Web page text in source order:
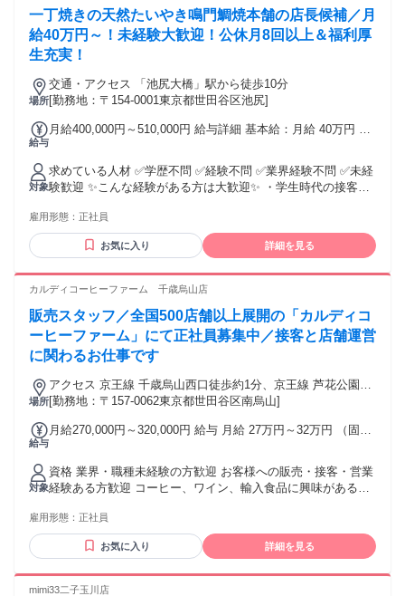
ンティブ手当 (2000円～) ・正月出勤手当 (1/1:6000円、
1/2:4000円)
歓迎です♪ 性別の条件と理由：女性限定（ポジティブアクショ
ン）
一丁焼きの天然たいやき鳴門鯛焼本舗の店長候補／月
給40万円～！未経験大歓迎！公休月8回以上＆福利厚
生充実！
場所
交通・アクセス 「池尻大橋」駅から徒歩10分
[勤務地：〒154-0001東京都世田谷区池尻]
給与
月給400,000円～510,000円 給与詳細 基本給：月給 40万円 〜
れる通勤・皆勤・家族手当金額：なし 全員に一律で支払われ
るその他手当金額：なし 皆勤手当（10,000円） 地域手当
（14,000円） 住宅手当（世帯主3,000円） 家族手当（配偶者
3,000円、お子様一人につき3,000円）
対象
求めている人材 ✅学歴不問 ✅経験不問 ✅業界経験不問 ✅未経
験歓迎 ✨こんな経験がある方は大歓迎✨ ・学生時代の接客ア
・部活やチームでの活動に注力した方 ・飲食店や小売店で働
いていた方 ・異業種からの転職を考えている方 ・カフェや飲
食店、アパレル店や古着屋さんで アルバイト経験のある方 ・
経験の方も安心の職場環境✨ ・親切丁寧に優しく指導しま
トの方が多数！ 困ったことがあればいつでも相談が できるの
でとっても心強いです！
雇用形態： 正社員
お気に入り 詳細を見る
カルディコーヒーファーム 千歳烏山店
販売スタッフ／全国500店舗以上展開の「カルディコ
ーヒーファーム」にて正社員募集中／接客と店舗運営
に関わるお仕事です
場所
アクセス 京王線 千歳烏山西口徒歩約1分、京王線 芦花公園南
口徒歩約14分、京王線 仙川徒歩約22分 ※他店舗への配属の可
[勤務地：〒157-0062東京都世田谷区南烏山]
給与
月給270,000円～320,000円 給与 月給 27万円～32万円 （固定
円～3万6500円（固定残業時間：15時間） 固定残業時間を超
えた勤務時間については別途残業代を支給する ※東京都市圏
調整給(月1万円)含む（一都三県配属に限り） 【手当】 ◆遅番
手当（19時から22時の勤務に対して ＋200円/時間 を支給）
【昇給】昇給・昇格あり 【賞与】年2回※業績による（昨年実
績2回支給） ※当社では定額残業代を支給しておりますが求人
情報内では固定残業代と記載しています。
対象
資格 業界・職種未経験の方歓迎 お客様への販売・接客・営業
経験ある方歓迎 コーヒー、ワイン、輸入食品に興味がある方
食ホール、営業、携帯販売、ホテル・観光業界フロント、 航
空業界グランドスタッフ・CAなど対面での接客経験ある方が
中心で活躍中 ◆ 例外事由2号：お酒のテイスティング業務が
とした早番・遅番での8時間シフト制勤務（土日祝含む）が可
雇用形態： 正社員
お気に入り 詳細を見る
mimi33二子玉川店